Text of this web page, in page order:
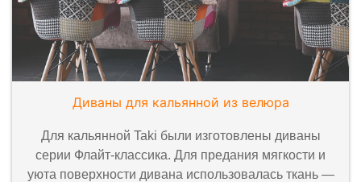
Диваны для кальянной из велюра
Для кальянной Taki были изготовлены диваны
серии Флайт-классика. Для предания мягкости и
уюта поверхности дивана использовалась ткань —